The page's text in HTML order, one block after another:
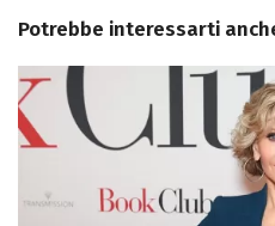
Potrebbe interessarti